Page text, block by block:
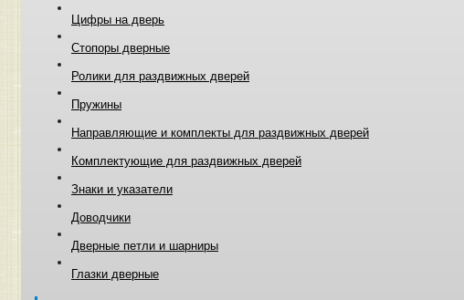
Цифры на дверь
Стопоры дверные
Ролики для раздвижных дверей
Пружины
Направляющие и комплекты для раздвижных дверей
Комплектующие для раздвижных дверей
Знаки и указатели
Доводчики
Дверные петли и шарниры
Глазки дверные